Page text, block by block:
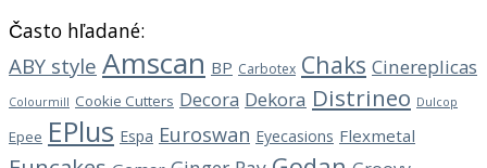
Často hľadané:
ABY style Amscan BP Carbotex Chaks Cinereplicas
Colourmill Cookie Cutters Decora Dekora Distrineo Dulcop
Epee EPlus Espa Euroswan Eyecasions Flexmetal